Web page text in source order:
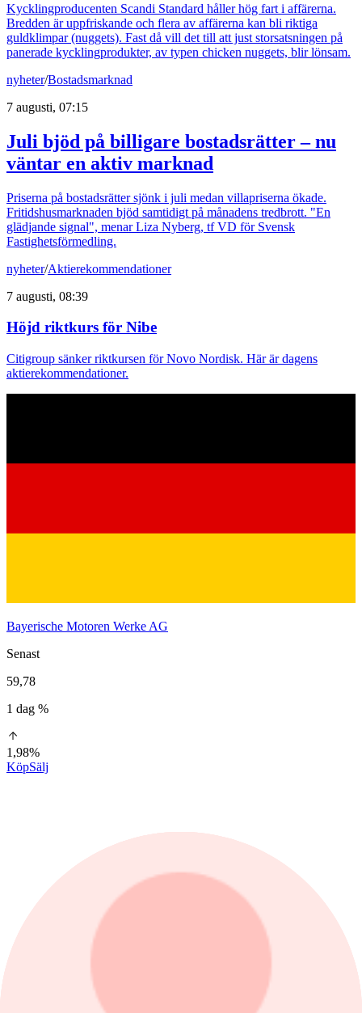
Kycklingproducenten Scandi Standard håller hög fart i affärerna.
Bredden är uppfriskande och flera av affärerna kan bli riktiga
guldklimpar (nuggets). Fast då vill det till att just storsatsningen på
panerade kycklingprodukter, av typen chicken nuggets, blir lönsam.
nyheter/Bostadsmarknad
7 augusti, 07:15
Juli bjöd på billigare bostadsrätter – nu
väntar en aktiv marknad
Priserna på bostadsrätter sjönk i juli medan villapriserna ökade.
Fritidshusmarknaden bjöd samtidigt på månadens tredbrott. "En
glädjande signal", menar Liza Nyberg, tf VD för Svensk
Fastighetsförmedling.
nyheter/Aktierekommendationer
7 augusti, 08:39
Höjd riktkurs för Nibe
Citigroup sänker riktkursen för Novo Nordisk. Här är dagens
aktierekommendationer.
Bayerische Motoren Werke AG
Senast
59,78
1 dag %
1,98%
KöpSälj